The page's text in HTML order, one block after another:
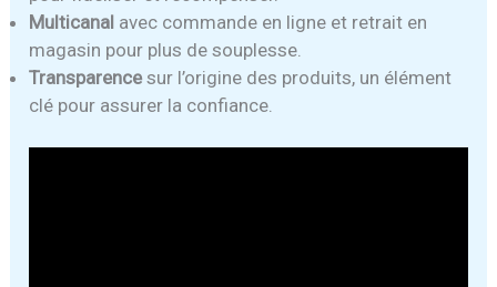
Multicanal avec commande en ligne et retrait en
magasin pour plus de souplesse.
Transparencesur l’origine des produits, un élément
clé pour assurer la confiance.